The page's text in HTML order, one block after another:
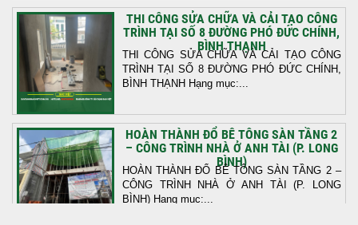
THI CÔNG SỬA CHỮA VÀ CẢI TẠO CÔNG
TRÌNH TẠI SỐ 8 ĐƯỜNG PHÓ ĐỨC CHÍNH,
BÌNH THẠNH
THI CÔNG SỬA CHỮA VÀ CẢI TẠO CÔNG
TRÌNH TẠI SỐ 8 ĐƯỜNG PHÓ ĐỨC CHÍNH,
BÌNH THẠNH Hạng mục:...
HOÀN THÀNH ĐỔ BÊ TÔNG SÀN TẦNG 2
– CÔNG TRÌNH NHÀ Ở ANH TÀI (P. LONG
BÌNH)
HOÀN THÀNH ĐỔ BÊ TÔNG SÀN TẦNG 2 –
CÔNG TRÌNH NHÀ Ở ANH TÀI (P. LONG
BÌNH) Hạng mục:...